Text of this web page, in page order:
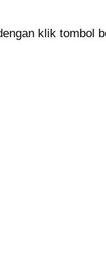
klik tombol